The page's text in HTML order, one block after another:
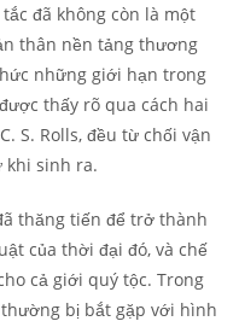
đã không còn là một
thân nền tảng thương
những giới hạn trong
thấy rõ qua cách hai
S. Rolls, đều từ chối vận
khi sinh ra.
thăng tiến để trở thành
của thời đại đó, và chế
cả giới quý tộc. Trong
bị bắt gặp với hình